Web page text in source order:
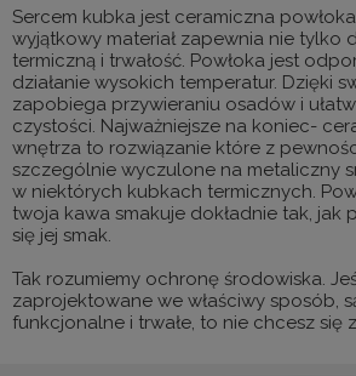
Sercem kubka jest ceramiczna
wyjątkowy materiał zapewnia nie tylko
termiczną i trwałość. Powłoka jest
działanie wysokich temperatur. Dzięki
zapobiega przywieraniu osadów i
czystości. Najważniejsze na koniec-
wnętrza to rozwiązanie które z
szczególnie wyczulone na metaliczny
w niektórych kubkach termicznych.
twoja kawa smakuje dokładnie tak, jak
się jej smak.
Tak rozumiemy ochronę środowiska.
zaprojektowane we właściwy sposób,
funkcjonalne i trwałe, to nie chcesz się